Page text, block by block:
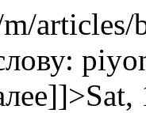
articles/
Sat,